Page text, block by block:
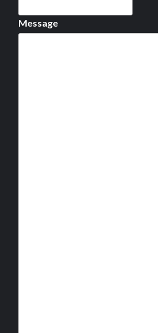
Message